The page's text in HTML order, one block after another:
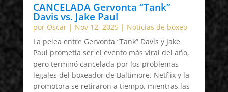
CANCELADA Gervonta “Tank”
Davis vs. Jake Paul
por Oscar| Nov 12, 2025| Noticias de boxeo
La pelea entre Gervonta “Tank” Davis y Jake
Paul prometía ser el evento más viral del año,
pero terminó cancelada por los problemas
legales del boxeador de Baltimore. Netflix y la
promotora se retiraron a tiempo, mientras las